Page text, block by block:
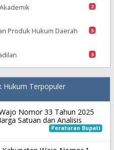
2
Produk Hukum Daerah 5
3
Hukum Terpopuler
Nomor 33 Tahun 2025
Satuan dan Analisis
Peraturan Bupati